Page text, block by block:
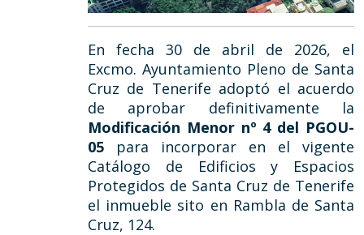
En fecha 30 de abril de 2026, el
Excmo. Ayuntamiento Pleno de Santa
Cruz de Tenerife adoptó el acuerdo
de aprobar definitivamente la
Modificación Menor nº 4 del PGOU-
05 para incorporar en el vigente
Catálogo de Edificios y Espacios
Protegidos de Santa Cruz de Tenerife
el inmueble sito en Rambla de Santa
Cruz, 124.